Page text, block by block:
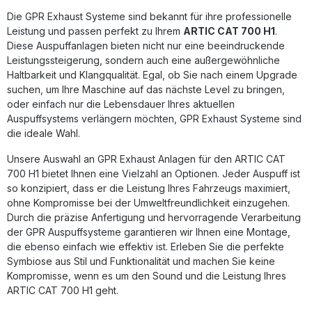
YesLieferzeit: ca. 14 Tage
Die GPR Exhaust Systeme sind bekannt für ihre professionelle
Leistung und passen perfekt zu Ihrem ARTIC CAT 700 H1.
Diese Auspuffanlagen bieten nicht nur eine beeindruckende
Leistungssteigerung, sondern auch eine außergewöhnliche
Haltbarkeit und Klangqualität. Egal, ob Sie nach einem Upgrade
suchen, um Ihre Maschine auf das nächste Level zu bringen,
oder einfach nur die Lebensdauer Ihres aktuellen
Auspuffsystems verlängern möchten, GPR Exhaust Systeme sind
die ideale Wahl.
Unsere Auswahl an GPR Exhaust Anlagen für den ARTIC CAT
700 H1 bietet Ihnen eine Vielzahl an Optionen. Jeder Auspuff ist
so konzipiert, dass er die Leistung Ihres Fahrzeugs maximiert,
ohne Kompromisse bei der Umweltfreundlichkeit einzugehen.
Durch die präzise Anfertigung und hervorragende Verarbeitung
der GPR Auspuffsysteme garantieren wir Ihnen eine Montage,
die ebenso einfach wie effektiv ist. Erleben Sie die perfekte
Symbiose aus Stil und Funktionalität und machen Sie keine
Kompromisse, wenn es um den Sound und die Leistung Ihres
ARTIC CAT 700 H1 geht.